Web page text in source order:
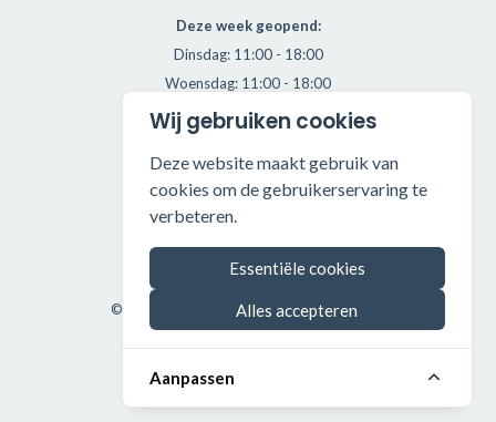
Wij gebruiken cookies
Deze website maakt gebruik van
cookies om de gebruikerservaring te
verbeteren.
Essentiële cookies
Alles accepteren
Aanpassen